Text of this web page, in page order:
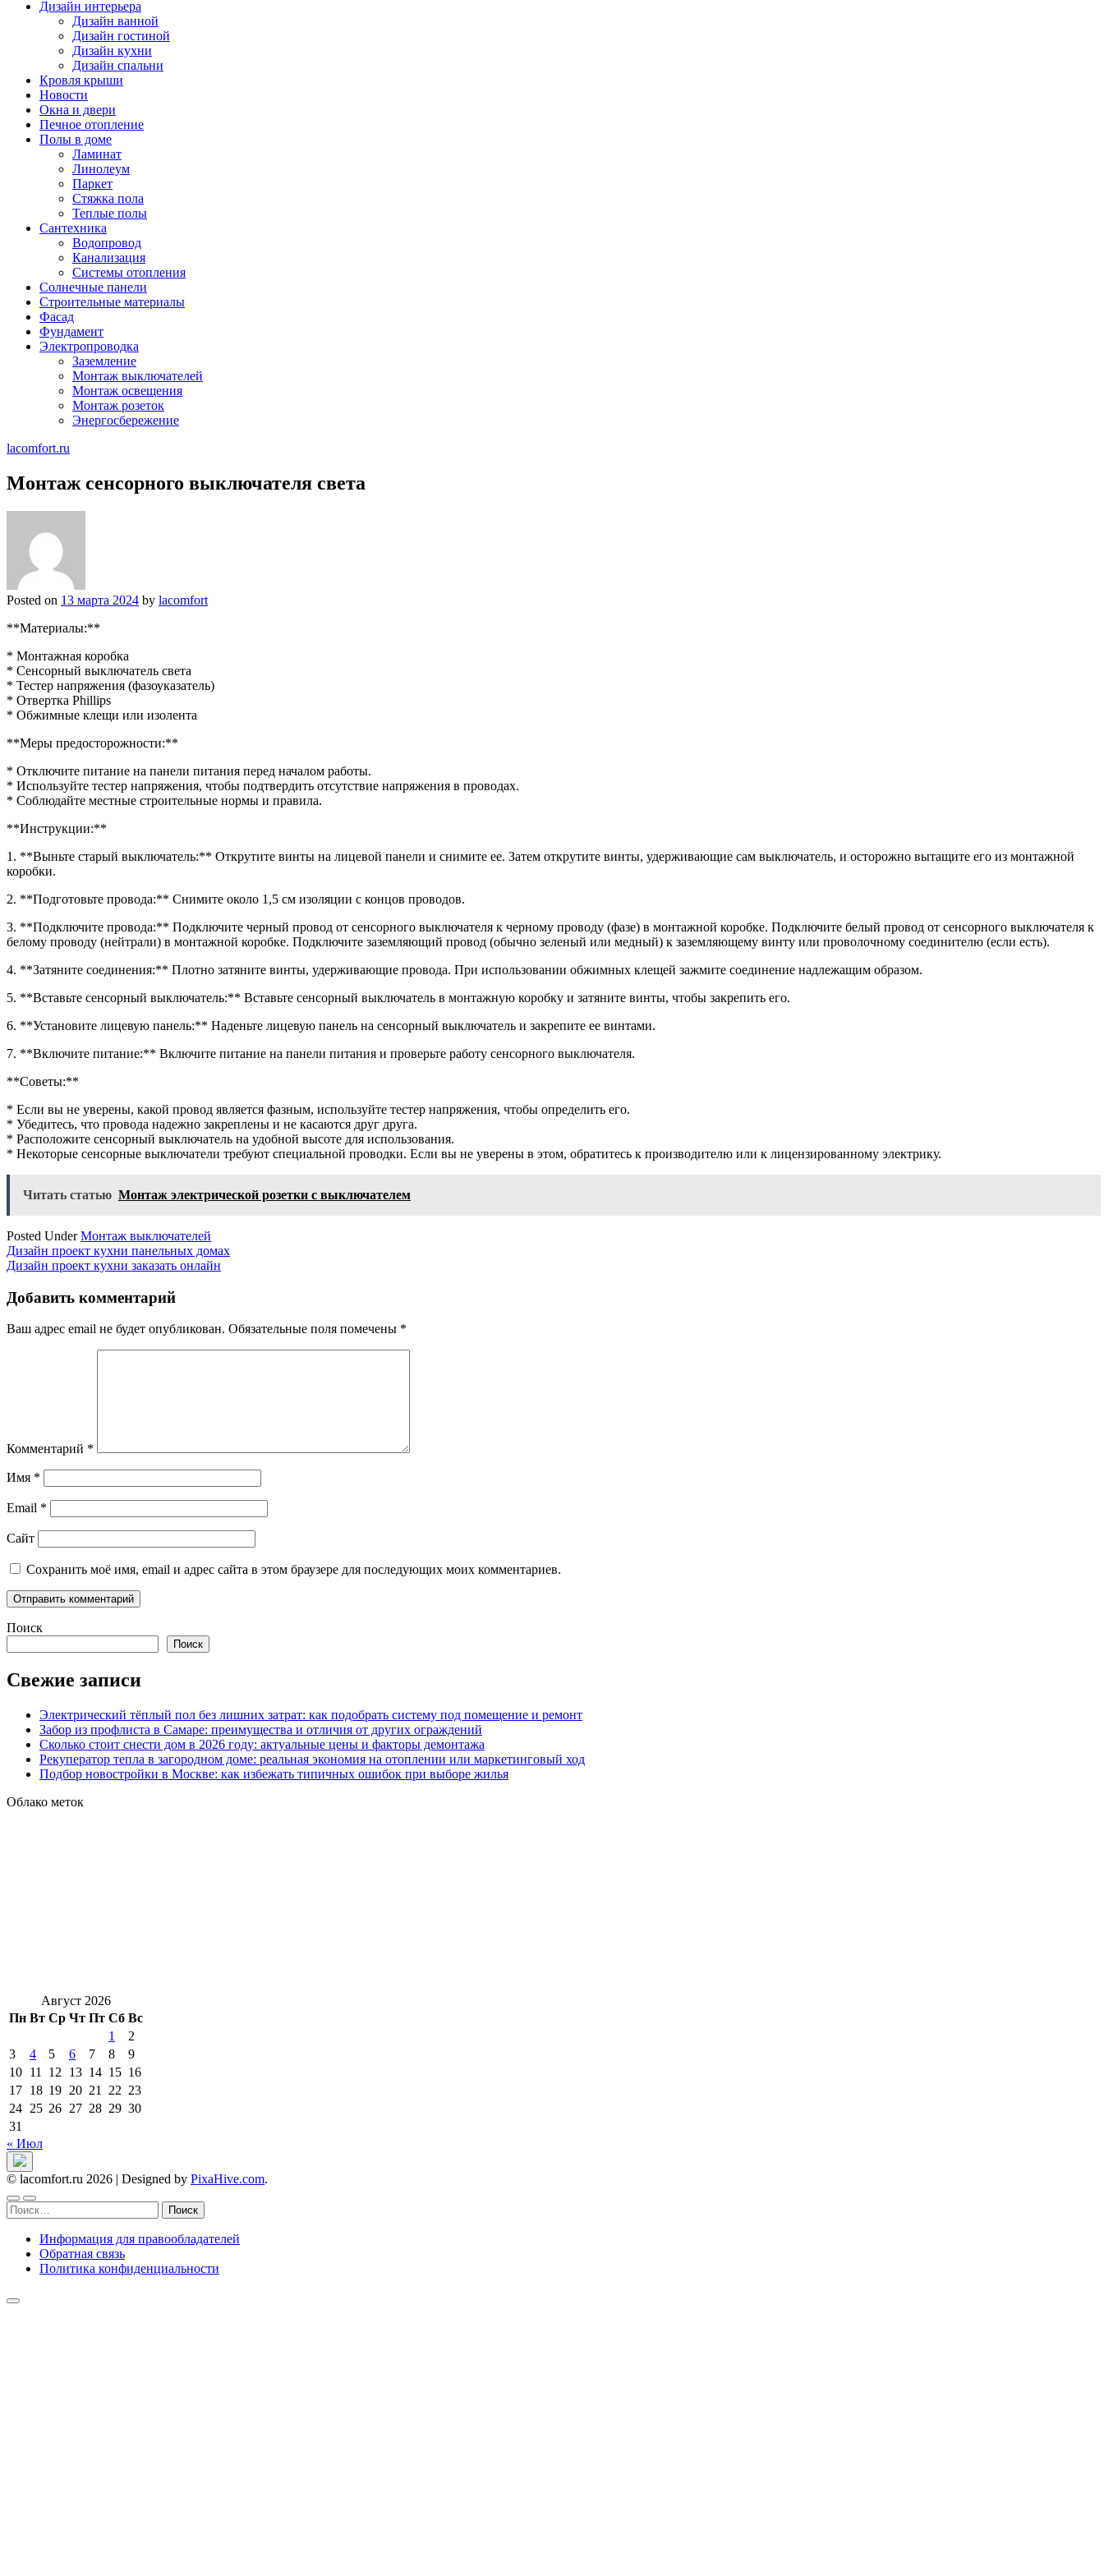
Дизайн интерьера
Дизайн ванной
Дизайн гостиной
Дизайн кухни
Дизайн спальни
Кровля крыши
Новости
Окна и двери
Печное отопление
Полы в доме
Ламинат
Линолеум
Паркет
Стяжка пола
Теплые полы
Сантехника
Водопровод
Канализация
Системы отопления
Солнечные панели
Строительные материалы
Фасад
Фундамент
Электропроводка
Заземление
Монтаж выключателей
Монтаж освещения
Монтаж розеток
Энергосбережение
lacomfort.ru
Монтаж сенсорного выключателя света
Posted on 13 марта 2024 by lacomfort
**Материалы:**
* Монтажная коробка
* Сенсорный выключатель света
* Тестер напряжения (фазоуказатель)
* Отвертка Phillips
* Обжимные клещи или изолента
**Меры предосторожности:**
* Отключите питание на панели питания перед началом работы.
* Используйте тестер напряжения, чтобы подтвердить отсутствие напряжения в проводах.
* Соблюдайте местные строительные нормы и правила.
**Инструкции:**
1. **Выньте старый выключатель:** Открутите винты на лицевой панели и снимите ее. Затем открутите винты, удерживающие сам выключатель, и осторожно вытащите его из монтажной
коробки.
2. **Подготовьте провода:** Снимите около 1,5 см изоляции с концов проводов.
3. **Подключите провода:** Подключите черный провод от сенсорного выключателя к черному проводу (фазе) в монтажной коробке. Подключите белый провод от сенсорного выключателя к
белому проводу (нейтрали) в монтажной коробке. Подключите заземляющий провод (обычно зеленый или медный) к заземляющему винту или проволочному соединителю (если есть).
4. **Затяните соединения:** Плотно затяните винты, удерживающие провода. При использовании обжимных клещей зажмите соединение надлежащим образом.
5. **Вставьте сенсорный выключатель:** Вставьте сенсорный выключатель в монтажную коробку и затяните винты, чтобы закрепить его.
6. **Установите лицевую панель:** Наденьте лицевую панель на сенсорный выключатель и закрепите ее винтами.
7. **Включите питание:** Включите питание на панели питания и проверьте работу сенсорного выключателя.
**Советы:**
* Если вы не уверены, какой провод является фазным, используйте тестер напряжения, чтобы определить его.
* Убедитесь, что провода надежно закреплены и не касаются друг друга.
* Расположите сенсорный выключатель на удобной высоте для использования.
* Некоторые сенсорные выключатели требуют специальной проводки. Если вы не уверены в этом, обратитесь к производителю или к лицензированному электрику.
Читать статью Монтаж электрической розетки с выключателем
Posted UnderМонтаж выключателей
Навигация
по
записям
Дизайн проект кухни панельных домах
Дизайн проект кухни заказать онлайн
Добавить комментарий
Ваш адрес email не будет опубликован. Обязательные поля помечены *
Комментарий *
Имя *
Email *
Сайт
Сохранить моё имя, email и адрес сайта в этом браузере для последующих моих комментариев.
Поиск
Поиск
Свежие записи
Электрический тёплый пол без лишних затрат: как подобрать систему под помещение и ремонт
Забор из профлиста в Самаре: преимущества и отличия от других ограждений
Сколько стоит снести дом в 2026 году: актуальные цены и факторы демонтажа
Рекуператор тепла в загородном доме: реальная экономия на отоплении или маркетинговый ход
Подбор новостройки в Москве: как избежать типичных ошибок при выборе жилья
Облако меток
Август 2026
Пн Вт Ср Чт Пт Сб Вс
1
2
3
4 5 6 7 8
9
10 11 12 13 14 15 16
17 18 19 20 21 22 23
24 25 26 27 28 29 30
31
« Июл
© lacomfort.ru 2026 | Designed by PixaHive.com.
Найти:
Информация для правообладателей
Обратная связь
Политика конфиденциальности